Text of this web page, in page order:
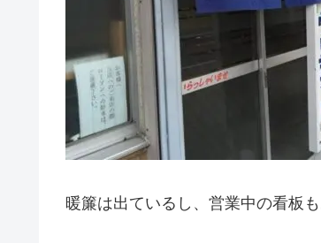
暖簾は出ているし、営業中の看板